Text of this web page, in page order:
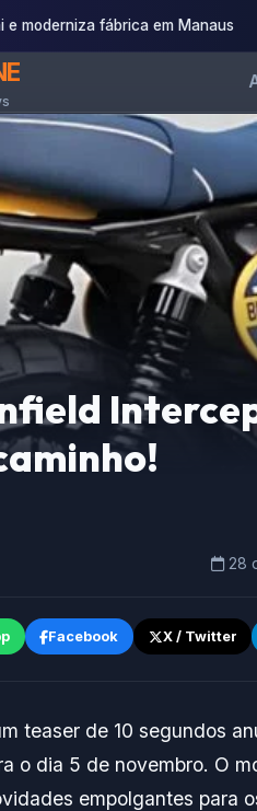
e moderniza fábrica em Manaus
28
Facebook X / Twitter
teaser de 10 segundos
o dia 5 de novembro. O
empolgantes para